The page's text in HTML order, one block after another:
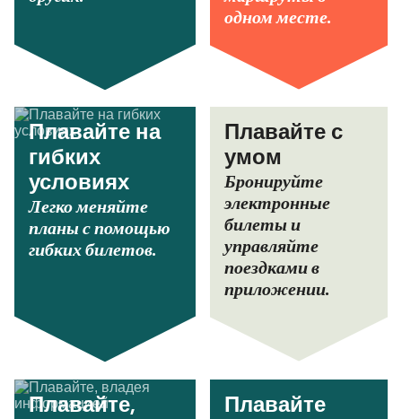
одном месте.
Плавайте на
гибких
условиях
Легко меняйте
планы с помощью
гибких билетов.
Плавайте с
умом
Бронируйте
электронные
билеты и
управляйте
поездками в
приложении.
Плавайте,
Плавайте